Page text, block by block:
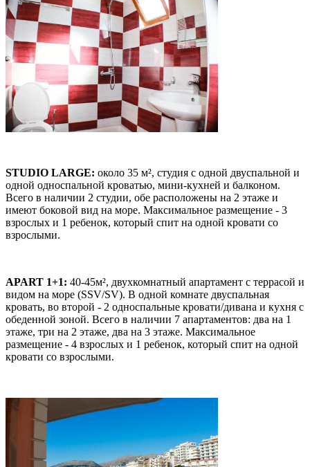
STUDIO LARGE: около 35 м², студия с одной двуспальной и
одной односпальной кроватью, мини-кухней и балконом.
Всего в наличии 2 студии, обе расположены на 2 этаже и
имеют боковой вид на море. Максимальное размещение - 3
взрослых и 1 ребенок, который спит на одной кровати со
взрослыми.
APART 1+1: 40-45м², двухкомнатный апартамент с террасой и
видом на море (SSV/SV). В одной комнате двуспальная
кровать, во второй - 2 односпальные кровати/дивана и кухня с
обеденной зоной. Всего в наличии 7 апартаментов: два на 1
этаже, три на 2 этаже, два на 3 этаже. Максимальное
размещение - 4 взрослых и 1 ребенок, который спит на одной
кровати со взрослыми.